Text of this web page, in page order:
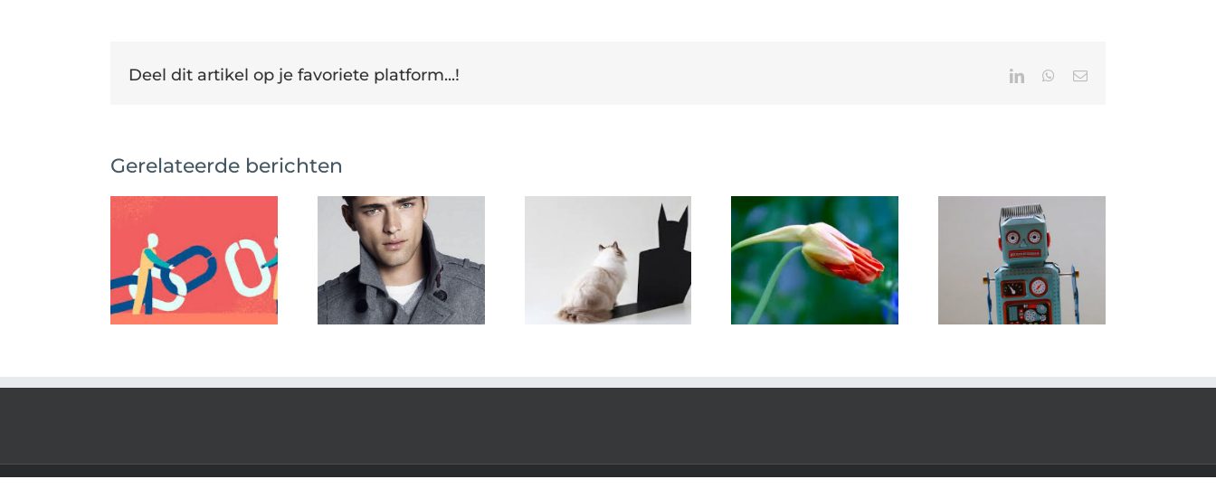
Deel dit artikel op je favoriete platform...! LinkedInWhatsApp
E-
Gerelateerde berichten